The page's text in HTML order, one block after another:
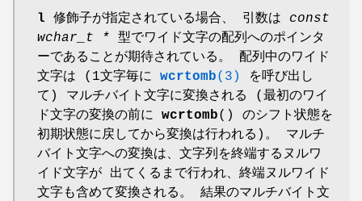
l 修飾子が指定されている場合、 引数は const
wchar_t * 型でワイド文字の配列へのポインタ
ーであることが期待されている。 配列中のワイド
文字は (1文字毎に wcrtomb(3)
を呼び出し
て) マルチバイト文字に変換される (最初のワイ
ド文字の変換の前に wcrtomb() のシフト状態を
初期状態に戻してから変換は行われる)。 マルチ
バイト文字への変換は、文字列を終端するヌルワ
イド文字が 出てくるまで行われ、終端ヌルワイド
文字も含めて変換される。 結果のマルチバイト文